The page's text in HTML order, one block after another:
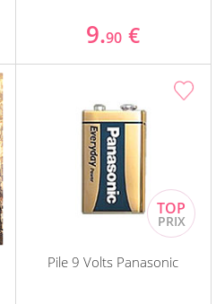
9.90 €
Pile 9 Volts Panasonic